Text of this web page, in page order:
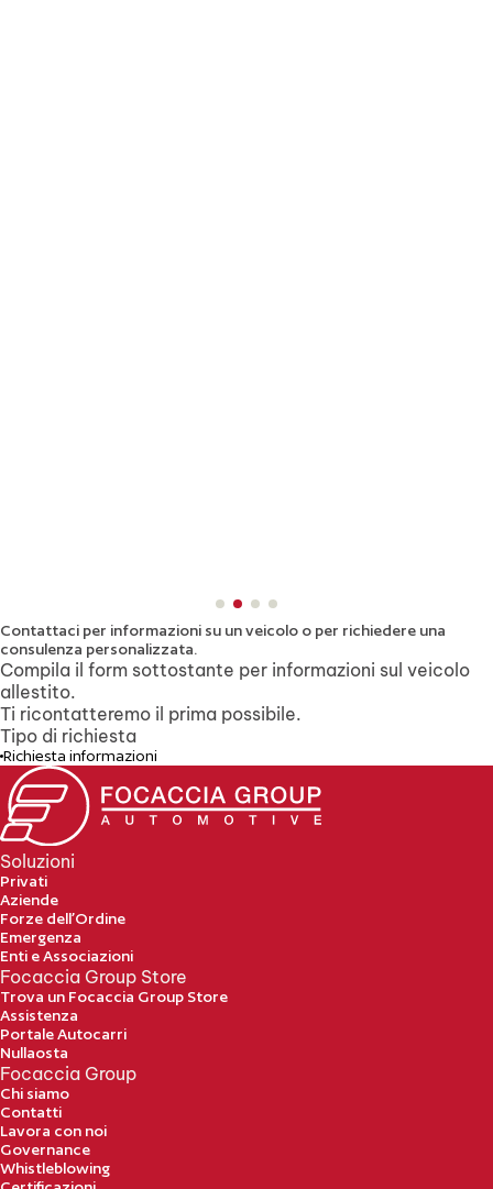
Contattaci per informazioni su un veicolo o per richiedere una
consulenza personalizzata.
Compila il form sottostante per informazioni sul veicolo
allestito.
Ti ricontatteremo il prima possibile.
Tipo di richiesta
Richiesta informazioni
Soluzioni
Privati
Aziende
Forze dell’Ordine
Emergenza
Enti e Associazioni
Focaccia Group Store
Trova un Focaccia Group Store
Assistenza
Portale Autocarri
Nullaosta
Focaccia Group
Chi siamo
Contatti
Lavora con noi
Governance
Whistleblowing